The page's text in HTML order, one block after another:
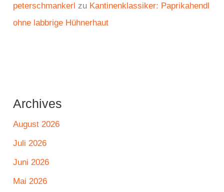
peterschmankerl zu Kantinenklassiker: Paprikahendl
ohne labbrige Hühnerhaut
Archives
August 2026
Juli 2026
Juni 2026
Mai 2026